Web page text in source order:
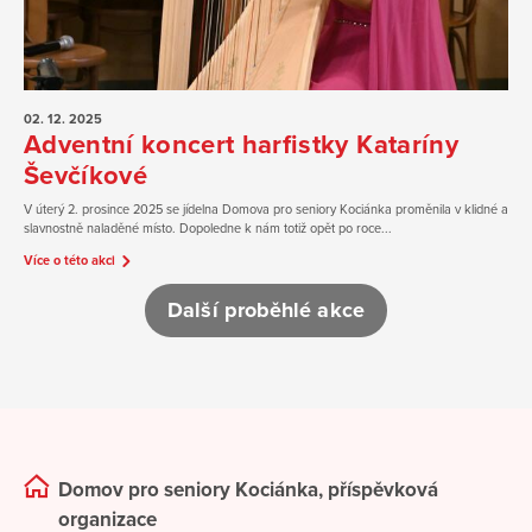
02. 12. 2025
Adventní koncert harfistky Kataríny
Ševčíkové
V úterý 2. prosince 2025 se jídelna Domova pro seniory Kociánka proměnila v klidné a
slavnostně naladěné místo. Dopoledne k nám totiž opět po roce...
Více o této akci
Další proběhlé akce
Domov pro seniory Kociánka, příspěvková
organizace